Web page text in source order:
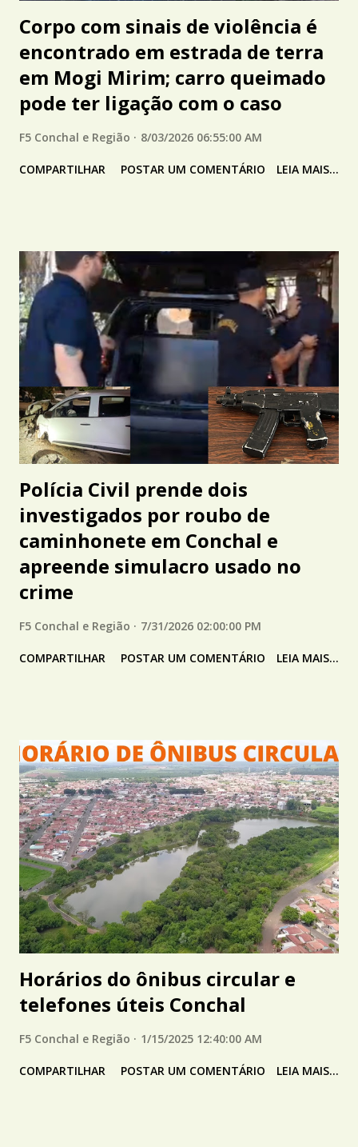
Corpo com sinais de violência é
encontrado em estrada de terra
em Mogi Mirim; carro queimado
pode ter ligação com o caso
F5 Conchal e Região 8/03/2026 06:55:00 AM
COMPARTILHAR POSTAR UM COMENTÁRIO LEIA MAIS...
Polícia Civil prende dois
investigados por roubo de
caminhonete em Conchal e
apreende simulacro usado no
crime
F5 Conchal e Região 7/31/2026 02:00:00 PM
COMPARTILHAR POSTAR UM COMENTÁRIO LEIA MAIS...
Horários do ônibus circular e
telefones úteis Conchal
F5 Conchal e Região 1/15/2025 12:40:00 AM
COMPARTILHAR POSTAR UM COMENTÁRIO LEIA MAIS...